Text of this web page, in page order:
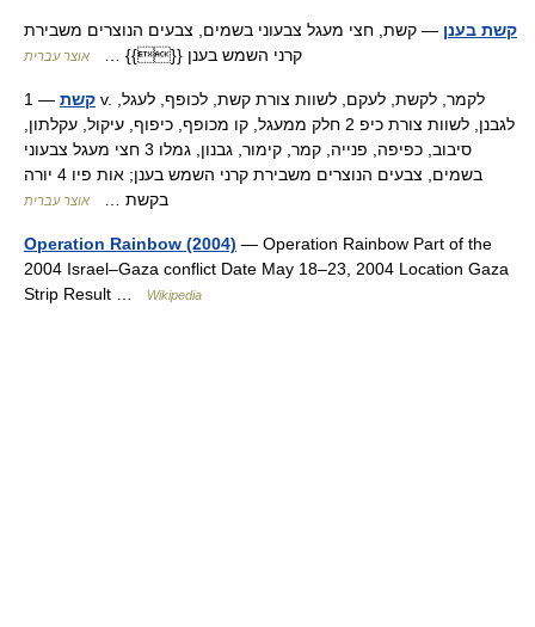
קשת בענן — קשת, חצי מעגל צבעוני בשמים, צבעים הנוצרים משבירת
קרני השמש בענן {{}} …
אוצר עברית
קשת
— 1 v. לקמר, לקשת, לעקם, לשוות צורת קשת, לכופף, לעגל,
לגבנן, לשוות צורת כיפ 2 חלק ממעגל, קו מכופף, כיפוף, עיקול, עקלתון,
סיבוב, כפיפה, פנייה, קמר, קימור, גבנון, גמלו 3 חצי מעגל צבעוני
בשמים, צבעים הנוצרים משבירת קרני השמש בענן; אות פיו 4 יורה
בקשת …
אוצר עברית
Operation Rainbow (2004) — Operation Rainbow Part of the
2004 Israel–Gaza conflict Date May 18–23, 2004 Location Gaza
Strip Result …
Wikipedia